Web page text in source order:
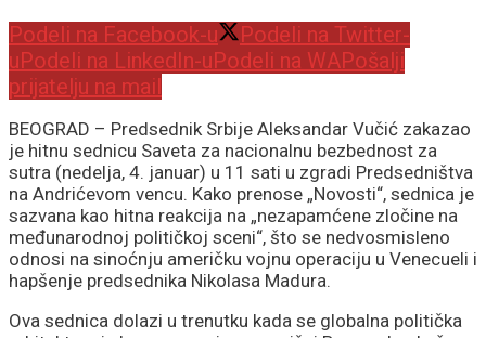
Podeli na Facebook-u
Podeli na Twitter-
uPodeli na LinkedIn-uPodeli na WAPošalji
prijatelju na mail
BEOGRAD – Predsednik Srbije Aleksandar Vučić zakazao
je hitnu sednicu Saveta za nacionalnu bezbednost za
sutra (nedelja, 4. januar) u 11 sati u zgradi Predsedništva
na Andrićevom vencu. Kako prenose „Novosti“, sednica je
sazvana kao hitna reakcija na „nezapamćene zločine na
međunarodnoj političkoj sceni“, što se nedvosmisleno
odnosi na sinoćnju američku vojnu operaciju u Venecueli i
hapšenje predsednika Nikolasa Madura.
Ova sednica dolazi u trenutku kada se globalna politička